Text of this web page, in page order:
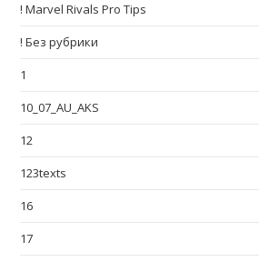
! Marvel Rivals Pro Tips
! Без рубрики
1
10_07_AU_AKS
12
123texts
16
17